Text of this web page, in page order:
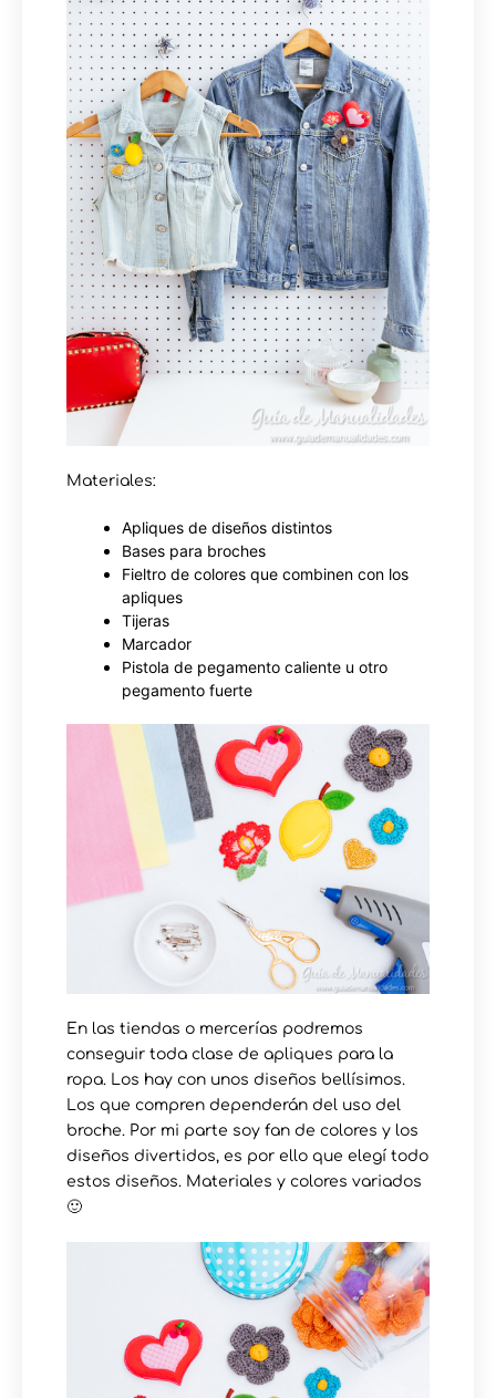
Materiales:
Apliques de diseños distintos
Bases para broches
Fieltro de colores que combinen con los
apliques
Tijeras
Marcador
Pistola de pegamento caliente u otro
pegamento fuerte
En las tiendas o mercerías podremos
conseguir toda clase de apliques para la
ropa. Los hay con unos diseños bellísimos.
Los que compren dependerán del uso del
broche. Por mi parte soy fan de colores y los
diseños divertidos, es por ello que elegí todo
estos diseños. Materiales y colores variados
🙂